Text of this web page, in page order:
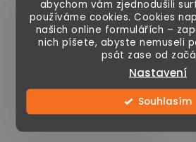
abychom vám zjednodušili
používáme cookies. Cookies
našich online formulářích –
nich píšete, abyste nemuseli
psát zase od
Nastavení
Souhlasím
Ruční vozík skládací
o nosnosti 70 kg,
látka odpuzující
vodu a nečistoty,...